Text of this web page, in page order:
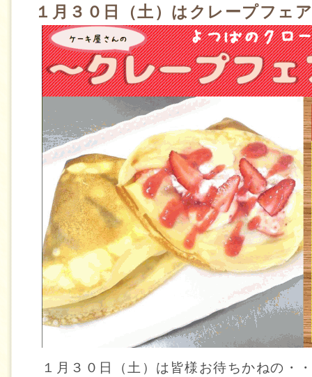
１月３０日（土）はクレープフェ
１月３０日（土）は皆様お待ちかねの・